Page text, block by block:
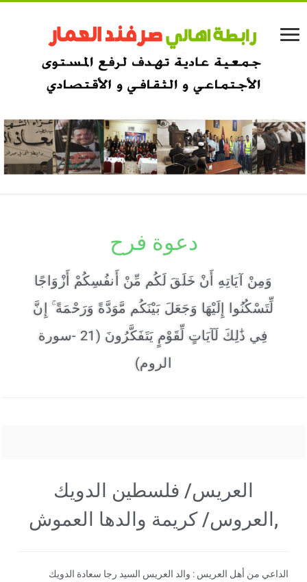
دعوة فرح
وَمِنْ آيَاتِهِ أَنْ خَلَقَ لَكُم مِّنْ أَنفُسِكُمْ أَزْوَاجًا
لِّتَسْكُنُوا إِلَيْهَا وَجَعَلَ بَيْنَكُم مَّوَدَّةً وَرَحْمَةً ۚ إِنَّ
فِي ذَٰلِكَ لَآيَاتٍ لِّقَوْمٍ يَتَفَكَّرُونَ (21 -سورة
الروم)
العريس/ فلسطين الدويك
,العروس/ كريمة والدها العموش
الداعي من أهل العريس : والد العريس السيد رجا سعادة الدويك